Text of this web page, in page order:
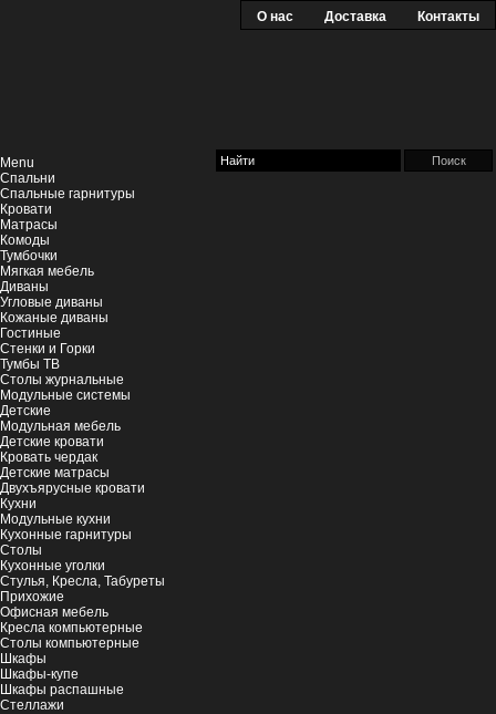
О нас Доставка Контакты
Menu
Спальни
Спальные гарнитуры
Кровати
Матрасы
Комоды
Тумбочки
Мягкая мебель
Диваны
Угловые диваны
Кожаные диваны
Гостиные
Стенки и Горки
Тумбы ТВ
Столы журнальные
Модульные системы
Детские
Модульная мебель
Детские кровати
Кровать чердак
Детские матрасы
Двухъярусные кровати
Кухни
Модульные кухни
Кухонные гарнитуры
Столы
Кухонные уголки
Стулья, Кресла, Табуреты
Прихожие
Офисная мебель
Кресла компьютерные
Столы компьютерные
Шкафы
Шкафы-купе
Шкафы распашные
Стеллажи